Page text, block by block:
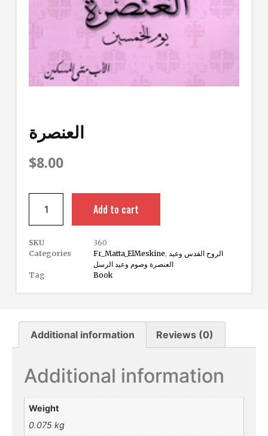
العنصرة
$8.00
Add to cart
SKU
360
Categories
Fr_Matta_ElMeskine, الروح القدس وعيد
العنصرة وصوم وعيد الرسل
Tag
Book
Additional information Reviews (0)
Additional information
Weight
0.075 kg